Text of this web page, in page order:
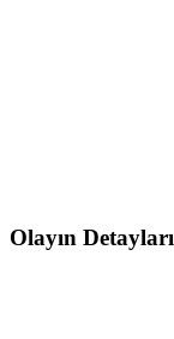
Olayın Detayları